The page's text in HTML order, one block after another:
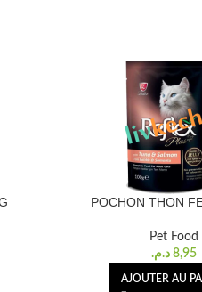
POCHON THON
Pet Food
8,95 د.م.
AJOUTER AU